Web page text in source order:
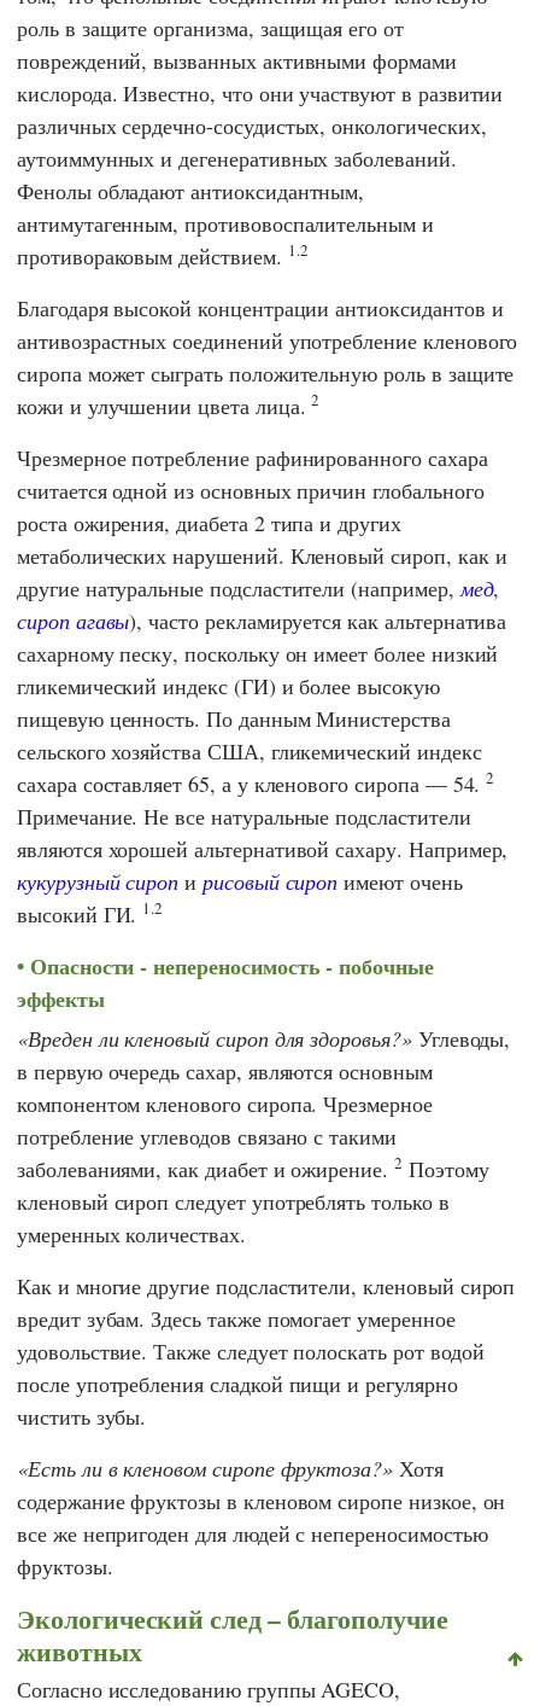
роль в защите организма, защищая его от
повреждений, вызванных активными формами
кислорода. Известно, что они участвуют в развитии
различных сердечно-сосудистых, онкологических,
аутоиммунных и дегенеративных заболеваний.
Фенолы обладают антиоксидантным,
антимутагенным, противовоспалительным и
противораковым действием. 1.2
Благодаря высокой концентрации антиоксидантов и
антивозрастных соединений употребление кленового
сиропа может сыграть положительную роль в защите
кожи и улучшении цвета лица.2
Чрезмерное потребление рафинированного сахара
считается одной из основных причин глобального
роста ожирения, диабета 2 типа и других
метаболических нарушений. Кленовый сироп, как и
другие натуральные подсластители (например,мед,
сироп агавы), часто рекламируется как альтернатива
сахарному песку, поскольку он имеет более низкий
гликемический индекс (ГИ) и более высокую
пищевую ценность. По данным Министерства
сельского хозяйства США, гликемический индекс
сахара составляет 65, а у кленового сиропа — 54.2
Примечание. Не все натуральные подсластители
являются хорошей альтернативой сахару. Например,
кукурузный сироп и рисовый сироп имеют очень
высокий ГИ. 1.2
Опасности - непереносимость - побочные
эффекты
Вреден ли кленовый сироп для здоровья? Углеводы,
в первую очередь сахар, являются основным
компонентом кленового сиропа. Чрезмерное
потребление углеводов связано с такими
заболеваниями, как диабет и ожирение. 2 Поэтому
кленовый сироп следует употреблять только в
умеренных количествах.
Как и многие другие подсластители, кленовый сироп
вредит зубам. Здесь также помогает умеренное
удовольствие. Также следует полоскать рот водой
после употребления сладкой пищи и регулярно
чистить зубы.
Есть ли в кленовом сиропе фруктоза?
Хотя
содержание фруктозы в кленовом сиропе низкое, он
все же непригоден для людей с непереносимостью
фруктозы.
Экологический след – благополучие
животных
Согласно исследованию группыAGECO,